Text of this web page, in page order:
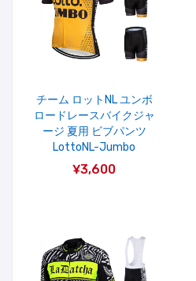
チーム ロットNL ユンボ
ロードレースバイクジャ
ージ 夏用 ビブパンツ
LottoNL-Jumbo
¥3,600